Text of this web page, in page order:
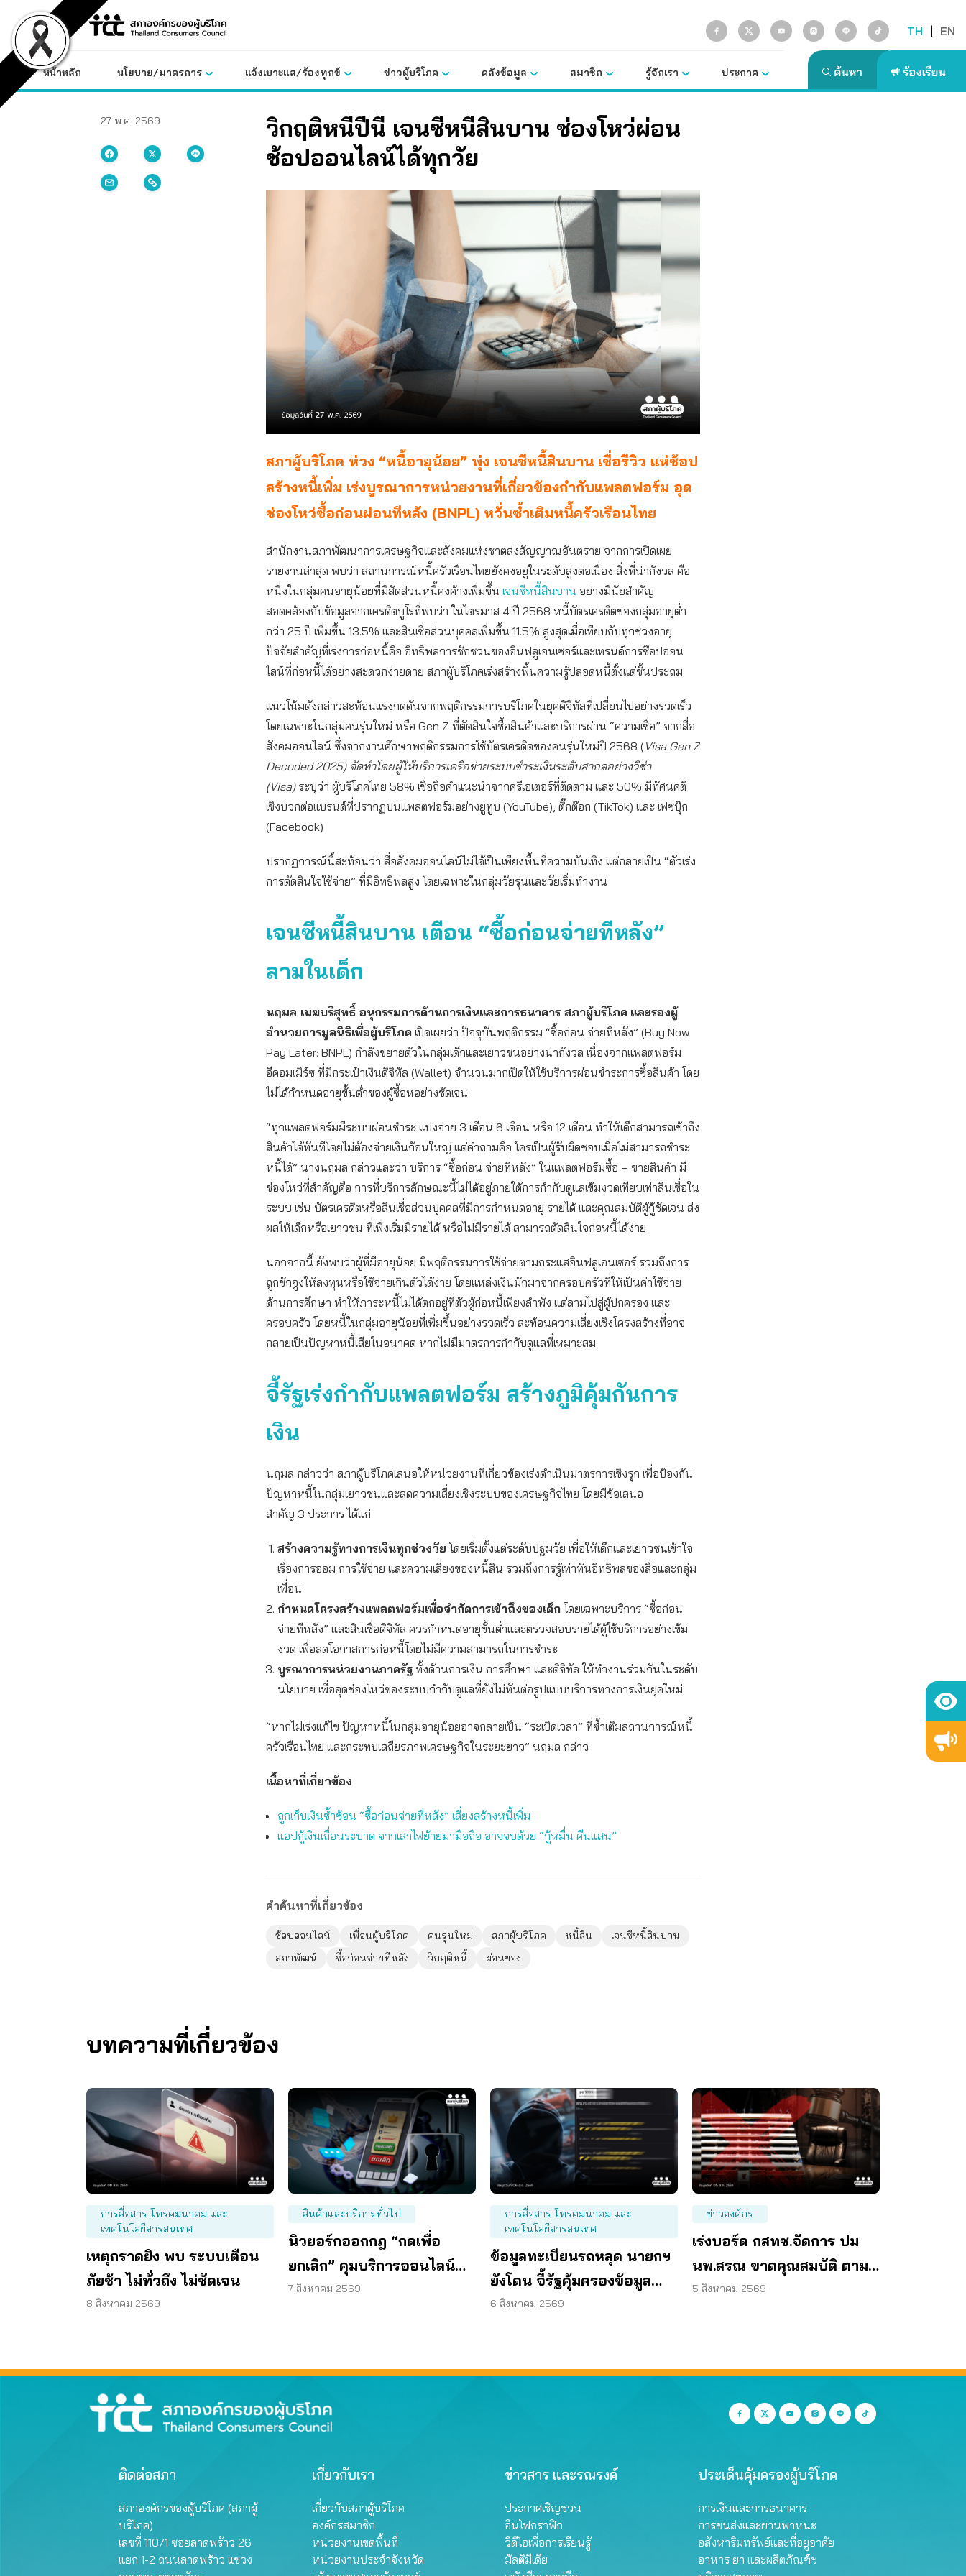
content
TH | EN
หน้าหลัก นโยบาย/มาตรการ แจ้งเบาะแส/ร้องทุกข์ ข่าวผู้บริโภค คลังข้อมูล สมาชิก รู้จักเรา ประกาศ
27 พ.ค. 2569
วิกฤติหนี้ปีนี้ เจนซีหนี้สินบาน ช่องโหว่ผ่อน
ช้อปออนไลน์ได้ทุกวัย
สภาผู้บริโภค ห่วง “หนี้อายุน้อย” พุ่ง เจนซีหนี้สินบาน เชื่อรีวิว แห่ช้อป
สร้างหนี้เพิ่ม เร่งบูรณาการหน่วยงานที่เกี่ยวข้องกำกับแพลตฟอร์ม อุด
ช่องโหว่ซื้อก่อนผ่อนทีหลัง (BNPL) หวั่นซ้ำเติมหนี้ครัวเรือนไทย
สำนักงานสภาพัฒนาการเศรษฐกิจและสังคมแห่งชาตส่งสัญญาณอันตราย จากการเปิดเผย
รายงานล่าสุด พบว่า สถานการณ์หนี้ครัวเรือนไทยยังคงอยู่ในระดับสูงต่อเนื่อง สิ่งที่น่ากังวล คือ
หนี่งในกลุ่มคนอายุน้อยที่มีสัดส่วนหนี้คงค้างเพิ่มขึ้น เจนซีหนี้สินบาน อย่างมีนัยสำคัญ
สอดคล้องกับข้อมูลจากเครดิตบูโรที่พบว่า ในไตรมาส 4 ปี 2568 หนี้บัตรเครดิตของกลุ่มอายุต่ำ
กว่า 25 ปี เพิ่มขึ้น 13.5% และสินเชื่อส่วนบุคคลเพิ่มขึ้น 11.5% สูงสุดเมื่อเทียบกับทุกช่วงอายุ
ปัจจัยสำคัญที่เร่งการก่อหนี้คือ อิทธิพลการชักชวนของอินฟลูเอนเซอร์และเทรนด์การช๊อปออน
ไลน์ที่ก่อหนี้ได้อย่างสะดวกง่ายดาย สภาผู้บริโภคเร่งสร้างพื้นความรู้ปลอดหนี้ตั้งแต่ชั้นประถม
แนวโน้มดังกล่าวสะท้อนแรงกดดันจากพฤติกรรมการบริโภคในยุคดิจิทัลที่เปลี่ยนไปอย่างรวดเร็ว
โดยเฉพาะในกลุ่มคนรุ่นใหม่ หรือ Gen Z ที่ตัดสินใจซื้อสินค้าและบริการผ่าน “ความเชื่อ” จากสื่อ
สังคมออนไลน์ ซึ่งจากงานศึกษาพฤติกรรมการใช้บัตรเครดิตของคนรุ่นใหม่ปี 2568 ( Visa Gen Z
Decoded 2025) จัดทำโดยผู้ให้บริการเครือข่ายระบบชำระเงินระดับสากลอย่างวีซ่า
(Visa)ระบุว่า ผู้บริโภคไทย 58% เชื่อถือคำแนะนำจากครีเอเตอร์ที่ติดตาม และ 50% มีทัศนคติ
เชิงบวกต่อแบรนด์ที่ปรากฏบนแพลตฟอร์มอย่างยูทูบ (YouTube), ติ๊กต๊อก (TikTok) และ เฟซบุ๊ก
(Facebook)
ปรากฏการณ์นี้สะท้อนว่า สื่อสังคมออนไลน์ไม่ได้เป็นเพียงพื้นที่ความบันเทิง แต่กลายเป็น “ตัวเร่ง
การตัดสินใจใช้จ่าย” ที่มีอิทธิพลสูง โดยเฉพาะในกลุ่มวัยรุ่นและวัยเริ่มทำงาน
เจนซีหนี้สินบาน เตือน “ซื้อก่อนจ่ายทีหลัง”
ลามในเด็ก
นฤมล เมฆบริสุทธิ์ อนุกรรมการด้านการเงินและการธนาคาร สภาผู้บริโภค และรองผู้
อำนวยการมูลนิธิเพื่อผู้บริโภค เปิดเผยว่า ปัจจุบันพฤติกรรม “ซื้อก่อน จ่ายทีหลัง” (Buy Now
Pay Later: BNPL) กำลังขยายตัวในกลุ่มเด็กและเยาวชนอย่างน่ากังวล เนื่องจากแพลตฟอร์ม
อีคอมเมิร์ซ ที่มีกระเป๋าเงินดิจิทัล (Wallet) จำนวนมากเปิดให้ใช้บริการผ่อนชำระการซื้อสินค้า โดย
ไม่ได้กำหนดอายุขั้นต่ำของผู้ซื้อหอย่างชัดเจน
“ทุกแพลตฟอร์มมีระบบผ่อนชำระ แบ่งจ่าย 3 เดือน 6 เดือน หรือ 12 เดือน ทำให้เด็กสามารถเข้าถึง
สินค้าได้ทันทีโดยไม่ต้องจ่ายเงินก้อนใหญ่ แต่คำถามคือ ใครเป็นผู้รับผิดชอบเมื่อไม่สามารถชำระ
หนี้ได้” นางนฤมล กล่าวและว่า บริการ “ซื้อก่อน จ่ายทีหลัง” ในแพลตฟอร์มซื้อ – ขายสินค้า มี
ช่องโหว่ที่สำคัญคือ การที่บริการลักษณะนี้ไม่ได้อยู่ภายใต้การกำกับดูแลเข้มงวดเทียบเท่าสินเชื่อใน
ระบบ เช่น บัตรเครดิตหรือสินเชื่อส่วนบุคคลที่มีการกำหนดอายุ รายได้ และคุณสมบัติผู้กู้ชัดเจน ส่ง
ผลให้เด็กหรือเยาวชน ที่เพิ่งเริ่มมีรายได้ หรือไม่มีรายได้ สามารถตัดสินใจก่อหนี้ได้ง่าย
นอกจากนี้ ยังพบว่าผู้ที่มีอายุน้อย มีพฤติกรรมการใช้จ่ายตามกระแสอินฟลูเอนเซอร์ รวมถึงการ
ถูกชักจูงให้ลงทุนหรือใช้จ่ายเกินตัวได้ง่าย โดยแหล่งเงินมักมาจากครอบครัวที่ให้เป็นค่าใช้จ่าย
ด้านการศึกษา ทำให้ภาระหนี้ไม่ได้ตกอยู่ที่ตัวผู้ก่อหนี้เพียงลำพัง แต่ลามไปสู่ผู้ปกครอง และ
ครอบครัว โดยหนี้ในกลุ่มอายุน้อยที่เพิ่มขึ้นอย่างรวดเร็ว สะท้อนความเสี่ยงเชิงโครงสร้างที่อาจ
กลายเป็นปัญหาหนี้เสียในอนาคต หากไม่มีมาตรการกำกับดูแลที่เหมาะสม
จี้รัฐเร่งกำกับแพลตฟอร์ม สร้างภูมิคุ้มกันการ
เงิน
นฤมล กล่าวว่า สภาผู้บริโภคเสนอให้หน่วยงานที่เกี่ยวข้องเร่งดำเนินมาตรการเชิงรุก เพื่อป้องกัน
ปัญหาหนี้ในกลุ่มเยาวชนและลดความเสี่ยงเชิงระบบของเศรษฐกิจไทย โดยมีข้อเสนอ
สำคัญ 3 ประการ ได้แก่
สร้างความรู้ทางการเงินทุกช่วงวัย โดยเริ่มตั้งแต่ระดับปฐมวัย เพื่อให้เด็กและเยาวชนเข้าใจ
เรื่องการออม การใช้จ่าย และความเสี่ยงของหนี้สิน รวมถึงการรู้เท่าทันอิทธิพลของสื่อและกลุ่ม
เพื่อน
กำหนดโครงสร้างแพลตฟอร์มเพื่อจำกัดการเข้าถึงของเด็ก โดยเฉพาะบริการ “ซื้อก่อน
จ่ายทีหลัง” และสินเชื่อดิจิทัล ควรกำหนดอายุขั้นต่ำและตรวจสอบรายได้ผู้ใช้บริการอย่างเข้ม
งวด เพื่อลดโอกาสการก่อหนี้โดยไม่มีความสามารถในการชำระ
บูรณาการหน่วยงานภาครัฐ ทั้งด้านการเงิน การศึกษา และดิจิทัล ให้ทำงานร่วมกันในระดับ
นโยบาย เพื่ออุดช่องโหว่ของระบบกำกับดูแลที่ยังไม่ทันต่อรูปแบบบริการทางการเงินยุคใหม่
“หากไม่เร่งแก้ไข ปัญหาหนี้ในกลุ่มอายุน้อยอาจกลายเป็น “ระเบิดเวลา” ที่ซ้ำเติมสถานการณ์หนี้
ครัวเรือนไทย และกระทบเสถียรภาพเศรษฐกิจในระยะยาว” นฤมล กล่าว
เนื้อหาที่เกี่ยวข้อง
ถูกเก็บเงินซ้ำซ้อน “ซื้อก่อนจ่ายทีหลัง” เสี่ยงสร้างหนี้เพิ่ม
แอปกู้เงินเถื่อนระบาด จากเสาไฟย้ายมามือถือ อาจจบด้วย “กู้หมื่น คืนแสน”
คำค้นหาที่เกี่ยวข้อง
ช้อปออนไลน์ เพื่อนผู้บริโภค คนรุ่นใหม่ สภาผู้บริโภค หนี้สิน
เจนซีหนี้สินบาน
สภาพัฒน์
ซื้อก่อนจ่ายทีหลัง วิกฤติหนี้ ผ่อนของ
บทความที่เกี่ยวข้อง
การสื่อสาร โทรคมนาคม และ
เทคโนโลยีสารสนเทศ
เหตุกราดยิง พบ ระบบเตือน
ภัยช้า ไม่ทั่วถึง ไม่ชัดเจน
8 สิงหาคม 2569
สินค้าและบริการทั่วไป
นิวยอร์กออกกฎ “กดเพื่อ
ยกเลิก” คุมบริการออนไลน์
ต่ออายุสมาชิกอัตโนมัติ
7 สิงหาคม 2569
การสื่อสาร โทรคมนาคม และ
เทคโนโลยีสารสนเทศ
ข้อมูลทะเบียนรถหลุด นายกฯ
ยังโดน จี้รัฐคุ้มครองข้อมูล
ส่วนบุคคล
6 สิงหาคม 2569
ข่าวองค์กร
เร่งบอร์ด กสทช.จัดการ ปม
นพ.สรณ ขาดคุณสมบัติ ตาม
มติกรรมการสรรหา
5 สิงหาคม 2569
ติดต่อสภา
สภาองค์กรของผู้บริโภค (สภาผู้
บริโภค)
เลขที่ 110/1 ซอยลาดพร้าว 26
แยก 1-2 ถนนลาดพร้าว แขวง
เกี่ยวกับเรา
เกี่ยวกับสภาผู้บริโภค
องค์กรสมาชิก
หน่วยงานเขตพื้นที่
หน่วยงานประจำจังหวัด
ข่าวสาร และรณรงค์
ประกาศเชิญชวน
อินโฟกราฟิก
วิดีโอเพื่อการเรียนรู้
มัลติมีเดีย
ประเด็นคุ้มครองผู้บริโภค
การเงินและการธนาคาร
การขนส่งและยานพาหนะ
อสังหาริมทรัพย์และที่อยู่อาศัย
อาหาร ยา และผลิตภัณฑ์ฯ